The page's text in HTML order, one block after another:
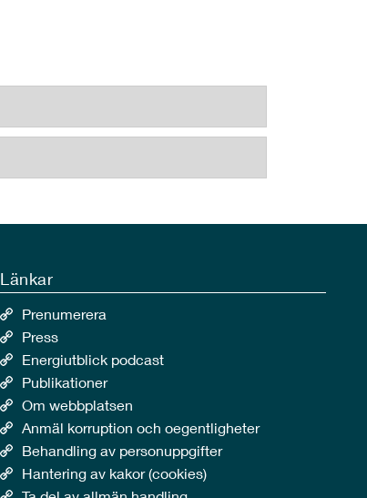
Länkar
Prenumerera
Press
Energiutblick podcast
Publikationer
Om webbplatsen
Anmäl korruption och oegentligheter
Behandling av personuppgifter
Hantering av kakor (cookies)